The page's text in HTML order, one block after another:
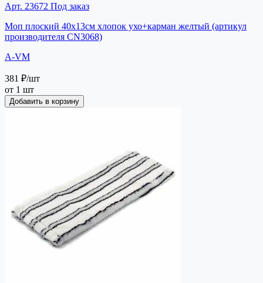
Арт. 23672 Под заказ
Моп плоский 40х13см хлопок ухо+карман желтый (артикул
производителя СN3068)
A-VM
381 ₽/шт
от 1 шт
Добавить в корзину